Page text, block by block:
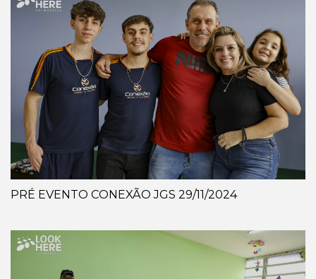
PRÉ EVENTO CONEXÃO JGS 29/11/2024